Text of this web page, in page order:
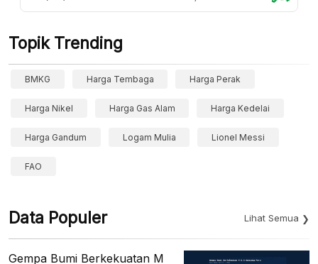
Topik Trending
BMKG Harga Tembaga Harga Perak
Harga Nikel Harga Gas Alam Harga Kedelai
Harga Gandum Logam Mulia Lionel Messi
FAO
Data Populer Lihat Semua
Gempa Bumi Berkekuatan M